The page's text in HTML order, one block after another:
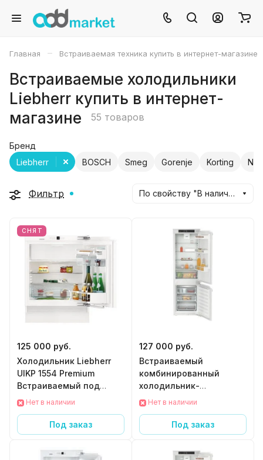
Главная – Встраиваемая техника купить в интернет-магазине
Встраиваемые холодильники
Liebherr купить в интернет-
магазине
55 товаров
Бренд
BOSCH
Smeg Gorenje Korting
Liebherr
Фильтр По свойству "В наличии" (убывание)
СНЯТ
125 000 руб.
Холодильник Liebherr
UIKP 1554 Premium
Встраиваемый под
столешницу
Нет в наличии
Под заказ
127 000 руб.
Встраиваемый
комбинированный
холодильник-
морозильник Liebherr
EasyFresh и NoFrost
Нет в наличии
Под заказ